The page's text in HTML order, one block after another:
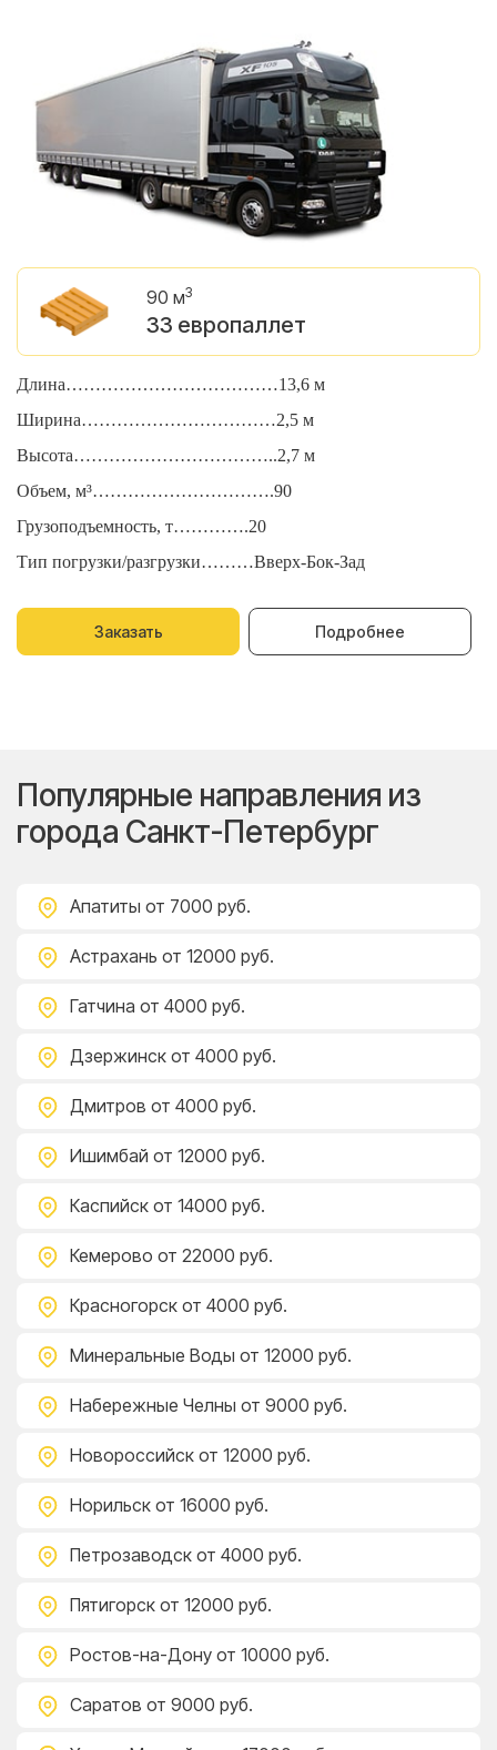
90 м3
33 европаллет
Длина………………………………13,6 м
Ширина……………………………2,5 м
Высота……………………………..2,7 м
Объем, м³………………………….90
Грузоподъемность, т………….20
Тип погрузки/разгрузки………Вверх-Бок-Зад
Заказать Подробнее
Популярные направления из
города Санкт-Петербург
Апатиты от 7000 руб.
Астрахань от 12000 руб.
Гатчина от 4000 руб.
Дзержинск от 4000 руб.
Дмитров от 4000 руб.
Ишимбай от 12000 руб.
Каспийск от 14000 руб.
Кемерово от 22000 руб.
Красногорск от 4000 руб.
Минеральные Воды от 12000 руб.
Набережные Челны от 9000 руб.
Новороссийск от 12000 руб.
Норильск от 16000 руб.
Петрозаводск от 4000 руб.
Пятигорск от 12000 руб.
Ростов-на-Дону от 10000 руб.
Саратов от 9000 руб.